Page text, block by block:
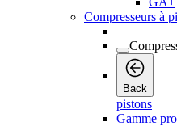
Compresseurs à
Back
pistons
Gamme